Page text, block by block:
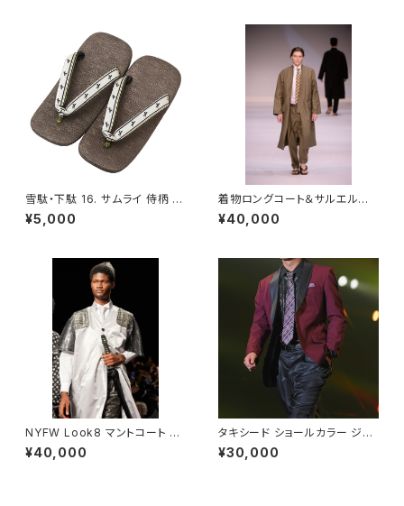
雪駄・下駄 16. サムライ 侍柄 メ
ンズ フリーサイズ（LL）- FORT
UNA Tokyo レンタル
¥5,000
着物ロングコート＆サルエルパ
ンツセット カーキ メンズ 48L -
FORTUNA Tokyo レンタル
¥40,000
NYFW Look8 マントコート シ
ルバー メンズ 48L - FORTUN
A Tokyo レンタル
¥40,000
タキシード ショールカラー ジャ
ケット ワインレッド メンズ48L -
FORTUNA Tokyo レンタル
¥30,000